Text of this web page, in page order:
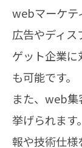
webマーケテ
広告やディス
ゲット企業に
も可能です。
また、web集
挙げられま
報や技術仕様